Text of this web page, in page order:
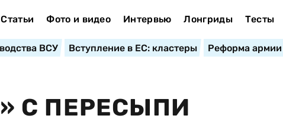
Статьи Фото и видео Интервью Лонгриды Тесты
ВСУ Вступление в ЕС: кластеры Реформа армии
С ПЕРЕСЫПИ